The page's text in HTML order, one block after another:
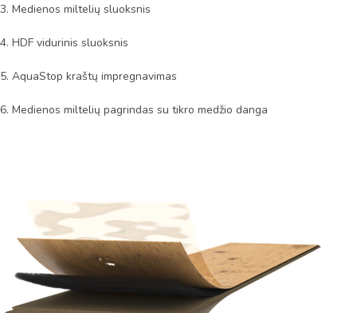
3. Medienos miltelių sluoksnis
4. HDF vidurinis sluoksnis
5. AquaStop kraštų impregnavimas
6. Medienos miltelių pagrindas su tikro medžio danga